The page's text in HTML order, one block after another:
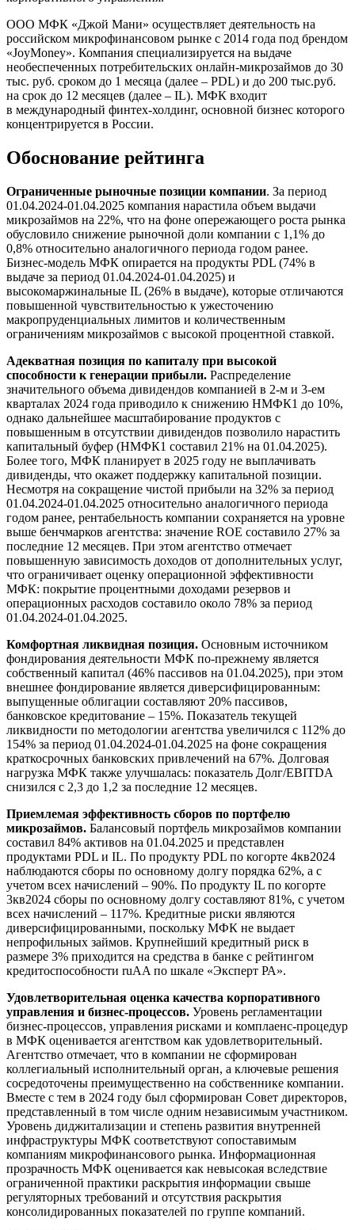
ООО МФК «Джой Мани» осуществляет деятельность на
российском микрофинансовом рынке с 2014 года под брендом
«JoyMoney». Компания специализируется на выдаче
необеспеченных потребительских онлайн-микрозаймов до 30
тыс. руб. сроком до 1 месяца (далее – PDL) и до 200 тыс.руб.
на срок до 12 месяцев (далее – IL). МФК входит
в международный финтех-холдинг, основной бизнес которого
концентрируется в России.
Обоснование рейтинга
Ограниченные рыночные позиции компании. За период
01.04.2024-01.04.2025 компания нарастила объем выдачи
микрозаймов на 22%, что на фоне опережающего роста рынка
обусловило снижение рыночной доли компании с 1,1% до
0,8% относительно аналогичного периода годом ранее.
Бизнес-модель МФК опирается на продукты PDL (74% в
выдаче за период 01.04.2024-01.04.2025) и
высокомаржинальные IL (26% в выдаче), которые отличаются
повышенной чувствительностью к ужесточению
макропруденциальных лимитов и количественным
ограничениям микрозаймов с высокой процентной ставкой.
Адекватная позиция по капиталу при высокой
способности к генерации прибыли. Распределение
значительного объема дивидендов компанией в 2-м и 3-ем
кварталах 2024 года приводило к снижению НМФК1 до 10%,
однако дальнейшее масштабирование продуктов с
повышенным в отсутствии дивидендов позволило нарастить
капитальный буфер (НМФК1 составил 21% на 01.04.2025).
Более того, МФК планирует в 2025 году не выплачивать
дивиденды, что окажет поддержку капитальной позиции.
Несмотря на сокращение чистой прибыли на 32% за период
01.04.2024-01.04.2025 относительно аналогичного периода
годом ранее, рентабельность компании сохраняется на уровне
выше бенчмарков агентства: значение ROE составило 27% за
последние 12 месяцев. При этом агентство отмечает
повышенную зависимость доходов от дополнительных услуг,
что ограничивает оценку операционной эффективности
МФК: покрытие процентными доходами резервов и
операционных расходов составило около 78% за период
01.04.2024-01.04.2025.
Комфортная ликвидная позиция. Основным источником
фондирования деятельности МФК по-прежнему является
собственный капитал (46% пассивов на 01.04.2025), при этом
внешнее фондирование является диверсифицированным:
выпущенные облигации составляют 20% пассивов,
банковское кредитование – 15%. Показатель текущей
ликвидности по методологии агентства увеличился с 112% до
154% за период 01.04.2024-01.04.2025 на фоне сокращения
краткосрочных банковских привлечений на 67%. Долговая
нагрузка МФК также улучшалась: показатель Долг/EBITDA
снизился с 2,3 до 1,2 за последние 12 месяцев.
Приемлемая эффективность сборов по портфелю
микрозаймов. Балансовый портфель микрозаймов компании
составил 84% активов на 01.04.2025 и представлен
продуктами PDL и IL. По продукту PDL по когорте 4кв2024
наблюдаются сборы по основному долгу порядка 62%, а с
учетом всех начислений – 90%. По продукту IL по когорте
3кв2024 сборы по основному долгу составляют 81%, с учетом
всех начислений – 117%. Кредитные риски являются
диверсифицированными, поскольку МФК не выдает
непрофильных займов. Крупнейший кредитный риск в
размере 3% приходится на средства в банке с рейтингом
кредитоспособности ruAA по шкале «Эксперт РА».
Удовлетворительная оценка качества корпоративного
управления и бизнес-процессов. Уровень регламентации
бизнес-процессов, управления рисками и комплаенс-процедур
в МФК оценивается агентством как удовлетворительный.
Агентство отмечает, что в компании не сформирован
коллегиальный исполнительный орган, а ключевые решения
сосредоточены преимущественно на собственнике компании.
Вместе с тем в 2024 году был сформирован Совет директоров,
представленный в том числе одним независимым участником.
Уровень диджитализации и степень развития внутренней
инфраструктуры МФК соответствуют сопоставимым
компаниям микрофинансового рынка. Информационная
прозрачность МФК оценивается как невысокая вследствие
ограниченной практики раскрытия информации свыше
регуляторных требований и отсутствия раскрытия
консолидированных показателей по группе компаний.